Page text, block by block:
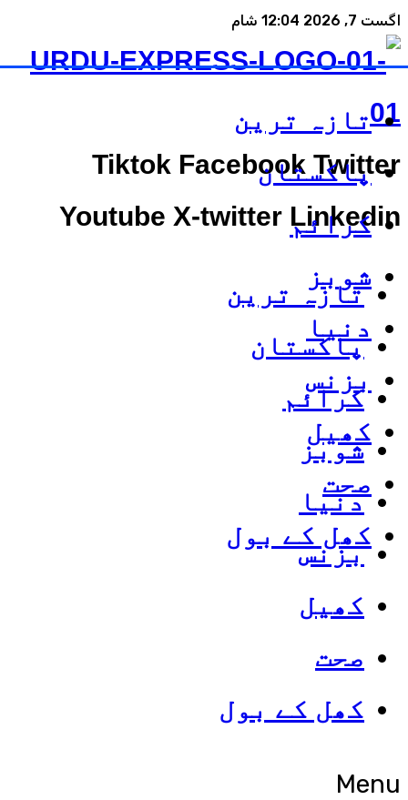
اگست 7, 2026 12:04 شام
Tiktok Facebook Twitter
Youtube X-twitter Linkedin
تازہ ترین
پاکستان
کرائم
شوبز
دنیا
بزنس
کھیل
صحت
کھل کے بول
Menu
تازہ ترین
پاکستان
کرائم
شوبز
دنیا
بزنس
کھیل
صحت
کھل کے بول